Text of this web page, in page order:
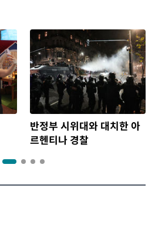
반정부 시위대와 대치한 아
르헨티나 경찰